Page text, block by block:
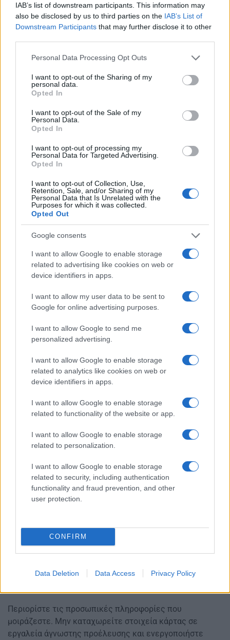
IAB’s list of downstream participants. This information may
also be disclosed by us to third parties on the IAB’s List of
Downstream Participants that may further disclose it to other
Please note that this website/app uses one or more Google
not limited to your visit or usage behaviour. You may click to
grant or deny consent to Google and its third-party tags to
use your data for below specified purposes in below Google
consent section.
Personal Data Processing Opt Outs
I want to opt-out of the Sharing of my
personal data.
Opted In
I want to opt-out of the Sale of my
Personal Data.
Opted In
I want to opt-out of processing my
Personal Data for Targeted Advertising.
Opted In
I want to opt-out of Collection, Use,
Retention, Sale, and/or Sharing of my
Personal Data that Is Unrelated with the
Purposes for which it was collected.
Opted Out
Google consents
I want to allow Google to enable storage
related to advertising like cookies on web or
device identifiers in apps.
I want to allow my user data to be sent to
Google for online advertising purposes.
I want to allow Google to send me
personalized advertising.
I want to allow Google to enable storage
related to analytics like cookies on web or
device identifiers in apps.
I want to allow Google to enable storage
related to functionality of the website or app.
I want to allow Google to enable storage
related to personalization.
I want to allow Google to enable storage
related to security, including authentication
functionality and fraud prevention, and other
user protection.
CONFIRM
Data Deletion Data Access Privacy Policy
Black Friday 2025: Πότε είναι φέτος
προσφορές
AI. Αντί για γενικά αιτήματα, προτιμήστε λεπτομερείς
οδηγίες που περιλαμβάνουν συγκεκριμένα κριτήρια
Παράδειγμα:
«Λειτούργησε ως προσωπικός βοηθός αγορών. Βρες
τρία laptop από αναγνωρισμένους λιανέμπορους, με
μέση βαθμολογία τουλάχιστον 4 αστέρων και άνω των
1.000 κριτικών. Παράθεσε τεχνικά χαρακτηριστικά, τιμή
και σύνδεσμο από το επίσημο κατάστημα, για προσφορές
που ισχύουν στη Black Friday 2025».
Περιορίστε τις προσωπικές πληροφορίες που
μοιράζεστε. Μην καταχωρείτε στοιχεία κάρτας σε
εργαλεία άγνωστης προέλευσης και ενεργοποιήστε